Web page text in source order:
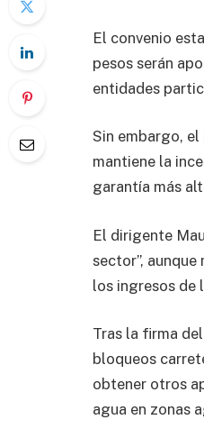
El convenio
pesos serán
entidades
Sin embargo,
mantiene la
garantía más
El dirigente
sector”,
los ingresos de
Tras la firma
bloqueos
obtener otros
agua en zonas